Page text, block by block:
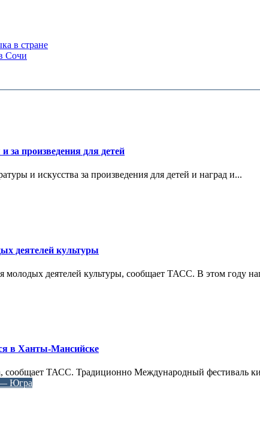
в стране
Сочи
произведения для детей
и искусства за произведения для детей и наград и...
деятелей культуры
молодых деятелей культуры, сообщает ТАСС. В этом году
в Ханты-Мансийске
сообщает ТАСС. Традиционно Международный фестиваль
— Югра